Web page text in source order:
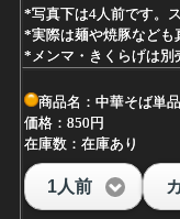
*写真下は4人前です。
*実際は麺や焼豚なども
*メンマ・きくらげは別
商品名：中華そば単
価格：850円
在庫数：在庫あり
1人前